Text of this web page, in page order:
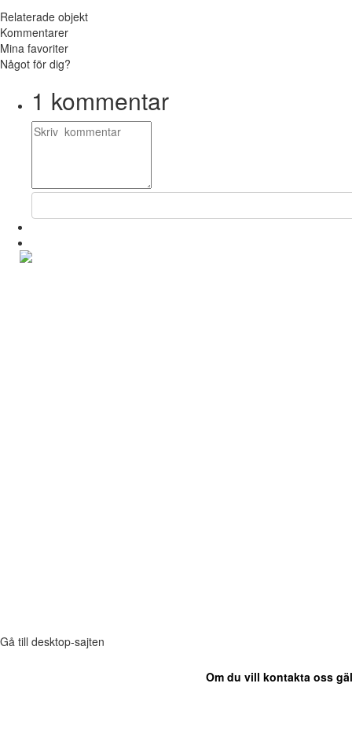
Relaterade objekt
Kommentarer
Mina favoriter
Något för dig?
1 kommentar
Gå till desktop-sajten
Om du vill kontakta oss